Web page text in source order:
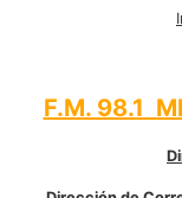
F.M. 98.1